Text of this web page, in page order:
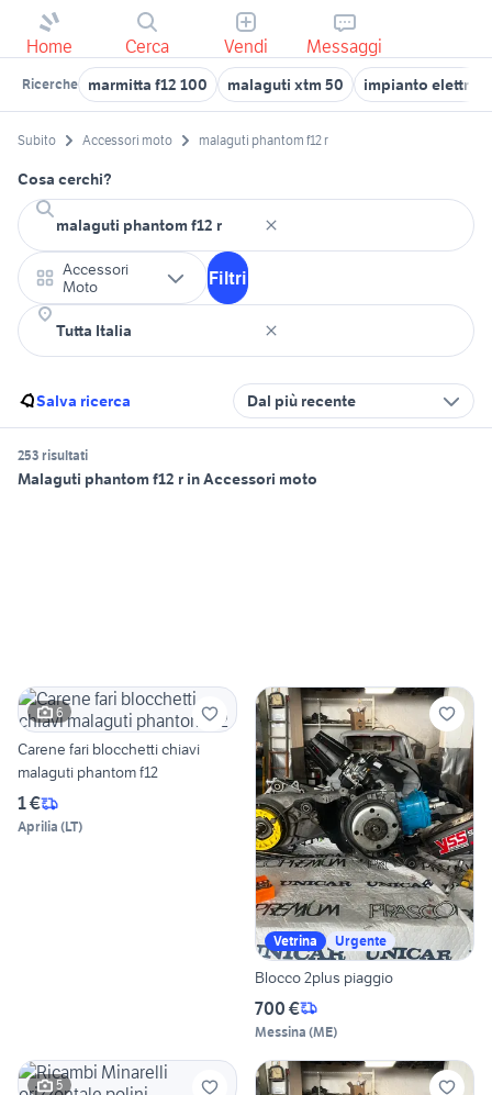
Home Cerca Vendi Messaggi
Ricerche marmitta f12 100 malaguti xtm 50 impianto
Subito Accessori moto malaguti phantom f12 r
Cosa cerchi?
Accessori
Moto
Filtri
Salva ricerca Dal più recente
253 risultati
Malaguti phantom f12 r in Accessori moto
6
Carene fari blocchetti chiavi
malaguti phantom f12
1 €
Aprilia (LT)
Vetrina Urgente
Blocco 2plus piaggio
700 €
Messina (ME)
5